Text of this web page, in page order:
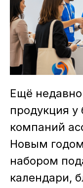
Ещё
продукция у
компаний
Новым
набором
календари,